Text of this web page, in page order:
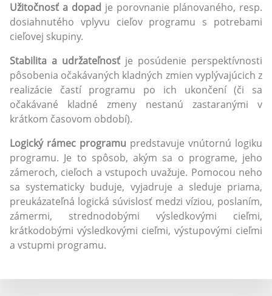
Užitočnosť a dopad je porovnanie plánovaného, resp.
dosiahnutého vplyvu cieľov programu s potrebami
cieľovej skupiny.
Stabilita a udržateľnosť je posúdenie perspektívnosti
pôsobenia očakávaných kladných zmien vyplývajúcich z
realizácie častí programu po ich ukončení (či sa
očakávané kladné zmeny nestanú zastaranými v
krátkom časovom období).
Logický rámec programu predstavuje vnútornú logiku
programu. Je to spôsob, akým sa o programe, jeho
zámeroch, cieľoch a vstupoch uvažuje. Pomocou neho
sa systematicky buduje, vyjadruje a sleduje priama,
preukázateľná logická súvislosť medzi víziou, poslaním,
zámermi, strednodobými výsledkovými cieľmi,
krátkodobými výsledkovými cieľmi, výstupovými cieľmi
a vstupmi programu.